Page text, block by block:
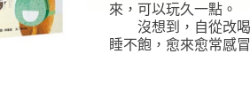
來，可以玩久一點。
沒想到，自從改喝
睡不飽，愈來愈常感